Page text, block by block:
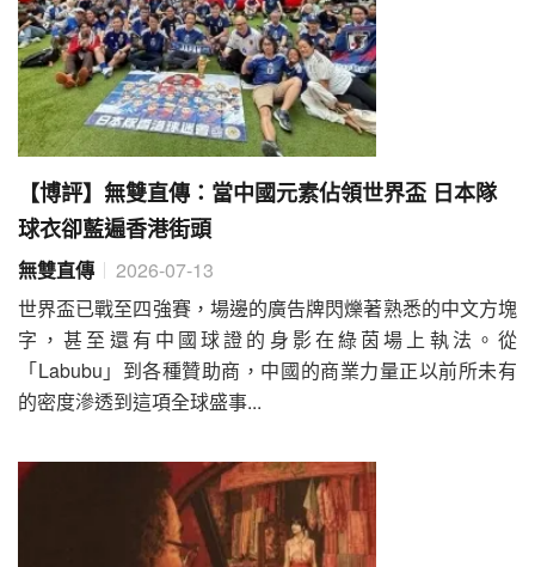
【博評】無雙直傳：當中國元素佔領世界盃 日本隊
球衣卻藍遍香港街頭
無雙直傳
2026-07-13
世界盃已戰至四強賽，場邊的廣告牌閃爍著熟悉的中文方塊
字，甚至還有中國球證的身影在綠茵場上執法。從
「Labubu」到各種贊助商，中國的商業力量正以前所未有
的密度滲透到這項全球盛事...